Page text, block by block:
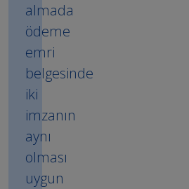
almada
ödeme
emri
belgesinde
iki
imzanın
aynı
olması
uygun